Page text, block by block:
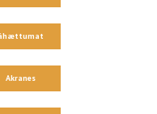
Akranes